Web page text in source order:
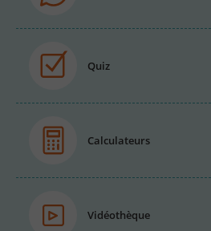
Quiz
Calculateurs
Vidéothèque